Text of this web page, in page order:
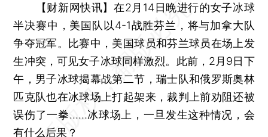
【财新网快讯】在2月14日晚进行的女子冰球
半决赛中，美国队以4-1战胜芬兰，将与加拿大队
争夺冠军。比赛中，美国球员和芬兰球员在场上发
生冲突，可见女子冰球同样激烈。此前，2月9日下
午，男子冰球揭幕战第二节，瑞士队和俄罗斯奥林
匹克队也在冰球场上打起架来，裁判上前劝阻还被
误伤了一拳……冰球场上，一旦发生这种情况，会
有什么后果？